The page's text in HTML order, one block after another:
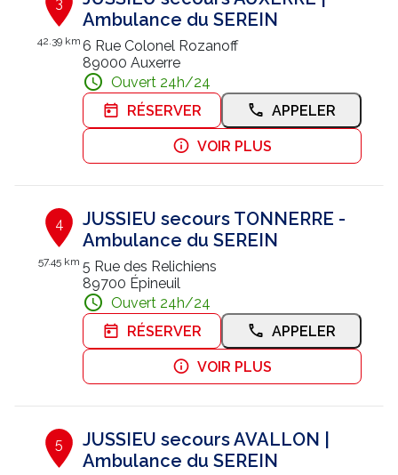
42.39 km
Ambulance du SEREIN
6 Rue Colonel Rozanoff
89000 Auxerre
Ouvert 24h/24
RÉSERVER
APPELER
VOIR PLUS
4
57.45 km
JUSSIEU secours TONNERRE -
Ambulance du SEREIN
5 Rue des Relichiens
89700 Épineuil
Ouvert 24h/24
RÉSERVER
APPELER
VOIR PLUS
5
JUSSIEU secours AVALLON |
Ambulance du SEREIN